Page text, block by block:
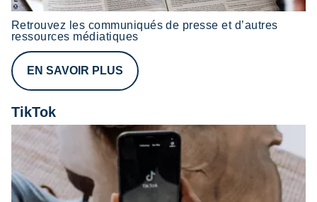
Retrouvez les communiqués de presse et d’autres
ressources médiatiques
EN SAVOIR PLUS
TikTok